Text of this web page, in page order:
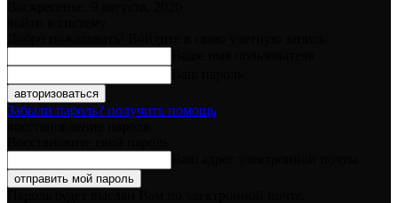
Забыли пароль? получить помощь